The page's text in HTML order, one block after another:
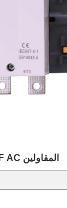
CJX2-F AC المقاولين